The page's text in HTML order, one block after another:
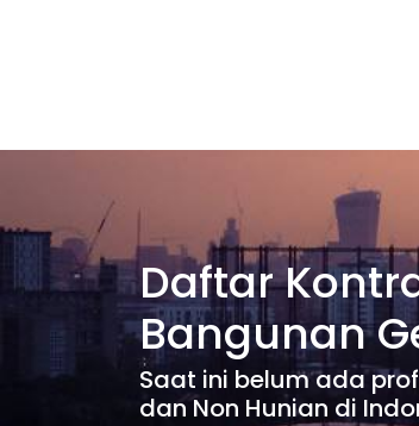
Daftar
Bangunan
Saat ini belum ada
dan Non Hunian di